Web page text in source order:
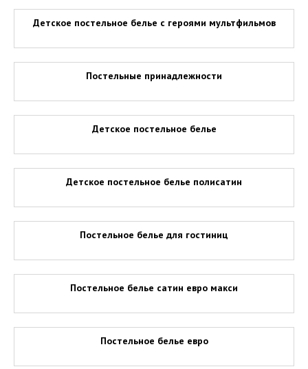
Детское постельное белье с героями мультфильмов
Постельные принадлежности
Детское постельное белье
Детское постельное белье полисатин
Постельное белье для гостиниц
Постельное белье сатин евро макси
Постельное белье евро